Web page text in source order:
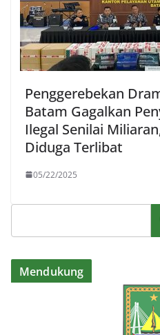
Penggerebekan
Batam Gagalkan
Ilegal Senilai
Diduga Terlibat
05/22/2025
Mendukung